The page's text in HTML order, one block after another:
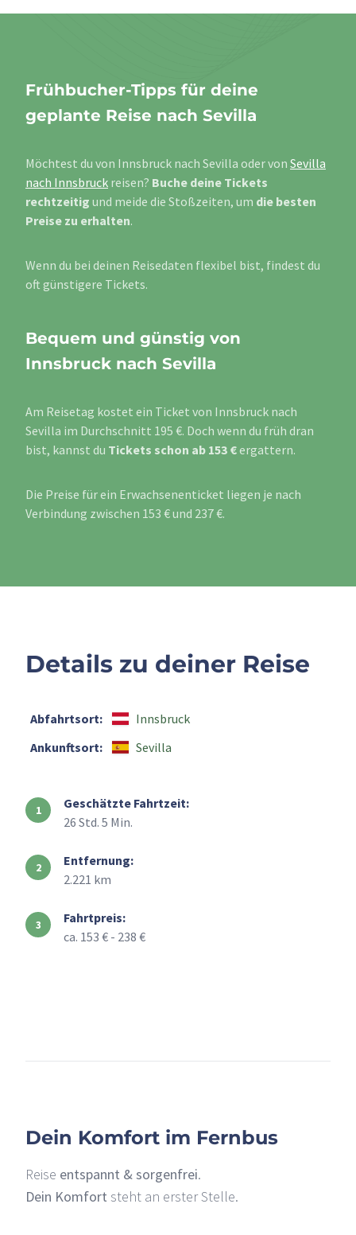
Frühbucher-Tipps für deine
geplante Reise nach Sevilla
Möchtest du von Innsbruck nach Sevilla oder von Sevilla
nach Innsbruck reisen? Buche deine Tickets
rechtzeitig und meide die Stoßzeiten, um die besten
Preise zu erhalten.
Wenn du bei deinen Reisedaten flexibel bist, findest du
oft günstigere Tickets.
Bequem und günstig von
Innsbruck nach Sevilla
Am Reisetag kostet ein Ticket von Innsbruck nach
Sevilla im Durchschnitt 195 €. Doch wenn du früh dran
bist, kannst du Tickets schon ab 153 €ergattern.
Die Preise für ein Erwachsenenticket liegen je nach
Verbindung zwischen 153 € und 237 €.
Details zu deiner Reise
Abfahrtsort:
Innsbruck
Ankunftsort:
Sevilla
Geschätzte Fahrtzeit:
26 Std. 5 Min.
Entfernung:
2.221 km
Fahrtpreis:
ca. 153 € - 238 €
Dein Komfort im Fernbus
Reise entspannt & sorgenfrei.
Dein Komfort steht an erster Stelle.